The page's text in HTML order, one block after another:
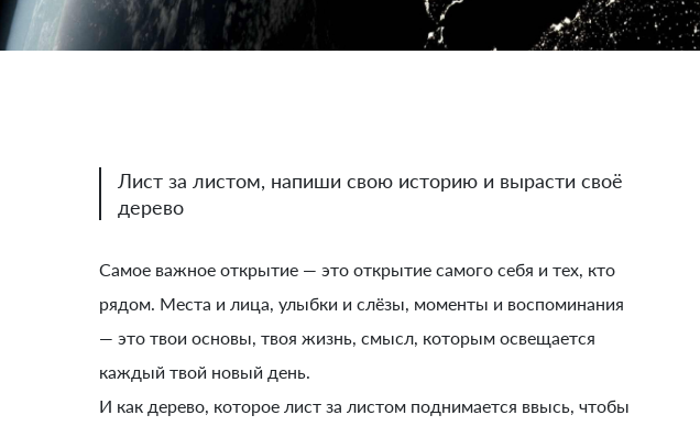
Лист за листом, напиши свою историю и вырасти своё
дерево
Самое важное открытие — это открытие самого себя и тех, кто
рядом. Места и лица, улыбки и слёзы, моменты и воспоминания
— это твои основы, твоя жизнь, смысл, которым освещается
каждый твой новый день.
И как дерево, которое лист за листом поднимается ввысь, чтобы